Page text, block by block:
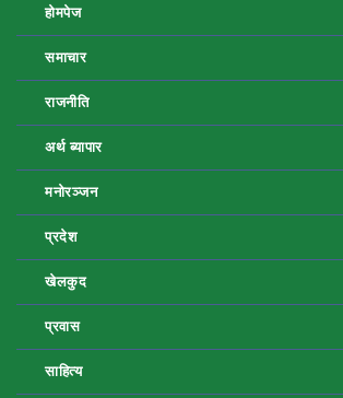
होमपेज
समाचार
राजनीति
अर्थ ब्यापार
मनोरञ्जन
प्रदेश
खेलकुद
प्रवास
साहित्य